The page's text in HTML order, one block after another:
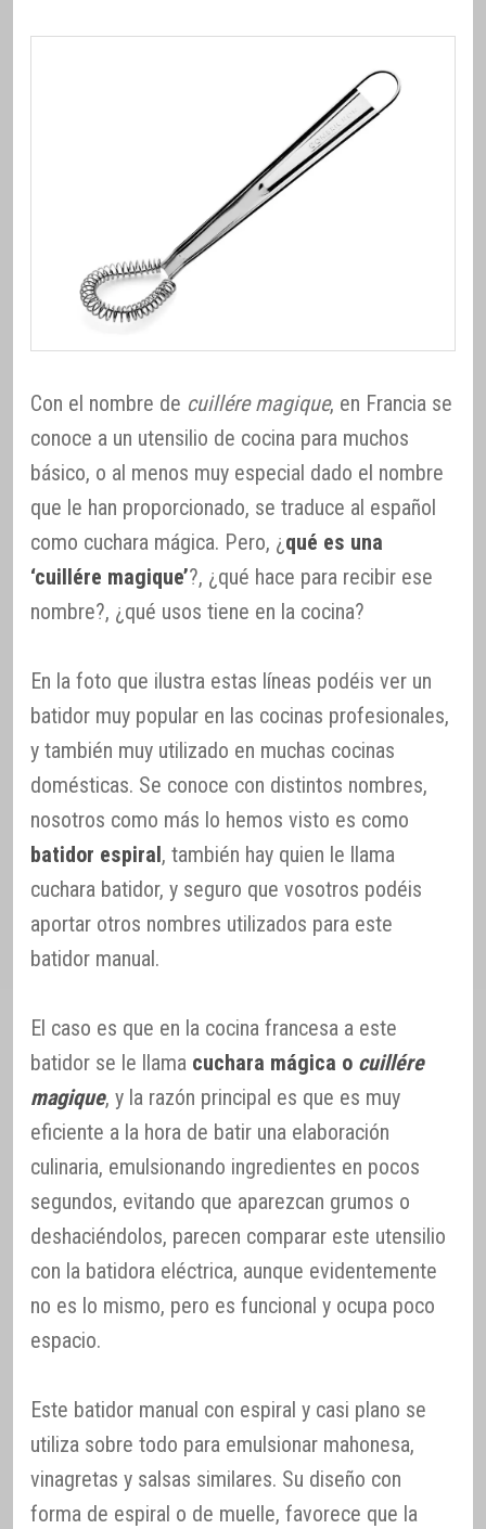
Con el nombre de cuillére magique, en Francia se
conoce a un utensilio de cocina para muchos
básico, o al menos muy especial dado el nombre
que le han proporcionado, se traduce al español
como cuchara mágica. Pero, ¿ qué es una
‘cuillére magique’?, ¿qué hace para recibir ese
nombre?, ¿qué usos tiene en la cocina?
En la foto que ilustra estas líneas podéis ver un
batidor muy popular en las cocinas profesionales,
y también muy utilizado en muchas cocinas
domésticas. Se conoce con distintos nombres,
nosotros como más lo hemos visto es como
batidor espiral, también hay quien le llama
cuchara batidor, y seguro que vosotros podéis
aportar otros nombres utilizados para este
batidor manual.
El caso es que en la cocina francesa a este
batidor se le llama cuchara mágica o cuillére
magique, y la razón principal es que es muy
eficiente a la hora de batir una elaboración
culinaria, emulsionando ingredientes en pocos
segundos, evitando que aparezcan grumos o
deshaciéndolos, parecen comparar este utensilio
con la batidora eléctrica, aunque evidentemente
no es lo mismo, pero es funcional y ocupa poco
espacio.
Este batidor manual con espiral y casi plano se
utiliza sobre todo para emulsionar mahonesa,
vinagretas y salsas similares. Su diseño con
forma de espiral o de muelle, favorece que la